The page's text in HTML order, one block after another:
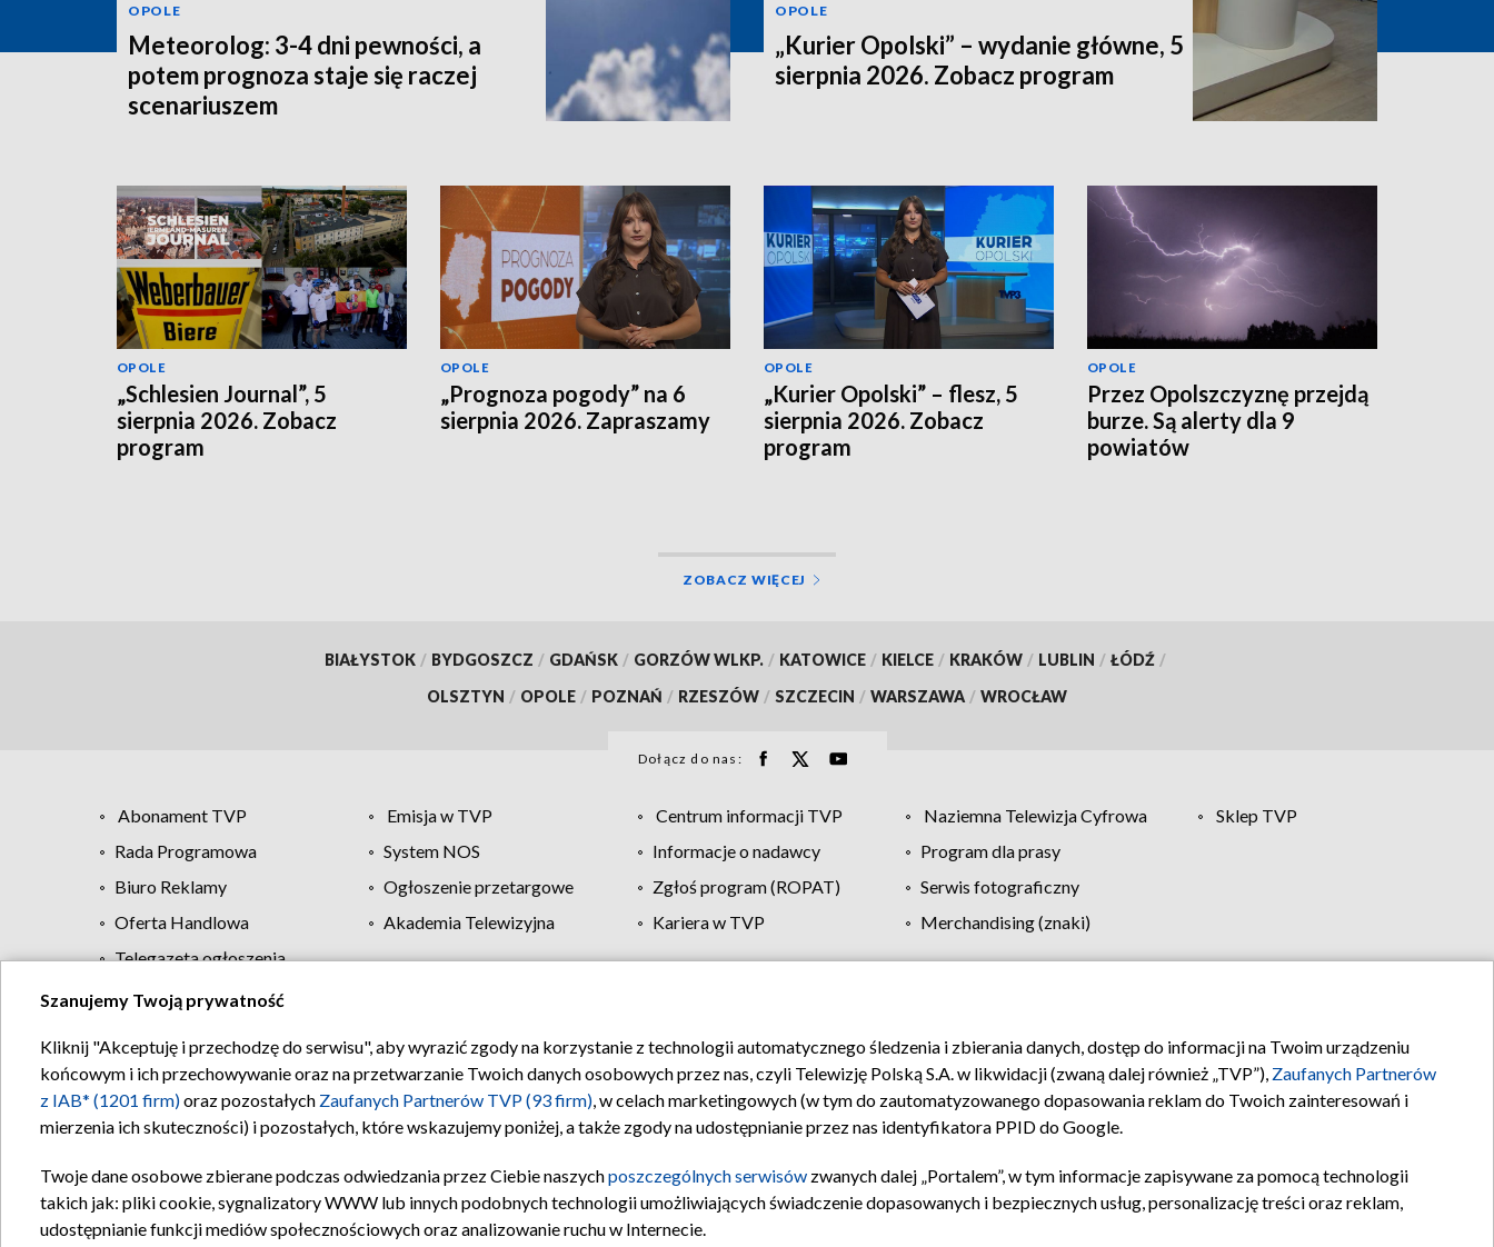
OPOLE
Meteorolog: 3-4 dni pewności, a
potem prognoza staje się raczej
scenariuszem
OPOLE
„Kurier Opolski” – wydanie główne, 5
sierpnia 2026. Zobacz program
OPOLE
„Schlesien Journal”, 5
sierpnia 2026. Zobacz
program
OPOLE
„Prognoza pogody” na 6
sierpnia 2026. Zapraszamy
OPOLE
„Kurier Opolski” – flesz, 5
sierpnia 2026. Zobacz
program
OPOLE
Przez Opolszczyznę przejdą
burze. Są alerty dla 9
powiatów
ZOBACZ WIĘCEJ
BIAŁYSTOK / BYDGOSZCZ / GDAŃSK / GORZÓW WLKP. / KATOWICE / KIELCE / KRAKÓW / LUBLIN / ŁÓDŹ /
OLSZTYN / OPOLE / POZNAŃ / RZESZÓW / SZCZECIN / WARSZAWA / WROCŁAW
Dołącz do nas:
Abonament TVP Emisja w TVP Centrum informacji TVP Naziemna Telewizja Cyfrowa
Sklep TVP
Rada Programowa
System NOS Informacje o nadawcy
Program dla prasy
Biuro Reklamy
Ogłoszenie przetargowe Zgłoś program (ROPAT)
Serwis fotograficzny
Oferta Handlowa
Akademia Telewizyjna Kariera w TVP
Merchandising (znaki)
Telegazeta ogłoszenia
Regulamin TVP Polityka prywatności Moje zgody Pomoc Biuro reklamy Kontakt
Szanujemy Twoją prywatność
Kliknij "Akceptuję i przechodzę do serwisu", aby wyrazić zgody na korzystanie z technologii automatycznego śledzenia i zbierania danych, dostęp do informacji na Twoim urządzeniu
końcowym i ich przechowywanie oraz na przetwarzanie Twoich danych osobowych przez nas, czyli Telewizję Polską S.A. w likwidacji (zwaną dalej również „TVP”), Zaufanych Partnerów
z IAB* (1201 firm)oraz pozostałych Zaufanych Partnerów TVP (93 firm), w celach marketingowych (w tym do zautomatyzowanego dopasowania reklam do Twoich zainteresowań i
mierzenia ich skuteczności) i pozostałych, które wskazujemy poniżej, a także zgody na udostępnianie przez nas identyfikatora PPID do Google.
Twoje dane osobowe zbierane podczas odwiedzania przez Ciebie naszychposzczególnych serwisów zwanych dalej „Portalem”, w tym informacje zapisywane za pomocą technologii
takich jak: pliki cookie, sygnalizatory WWW lub innych podobnych technologii umożliwiających świadczenie dopasowanych i bezpiecznych usług, personalizację treści oraz reklam,
udostępnianie funkcji mediów społecznościowych oraz analizowanie ruchu w Internecie.